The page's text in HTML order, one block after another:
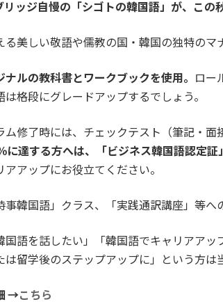
リッジ自慢の「シゴトの韓国語」が、この秋
る美しい敬語や儒教の国・韓国の独特のマ
ナルの教科書とワークブックを使用。
ロー
は格段にグレードアップするでしょう。
ム修了時には、チェックテスト（筆記・面
に達する方へは、「ビジネス韓国語認定証
アアップにお役立てください。
事韓国語」クラス、「実践通訳講座」等へ
国語を話したい」「韓国語でキャリアア
は留学後のステップアップに」という方は
→こちら